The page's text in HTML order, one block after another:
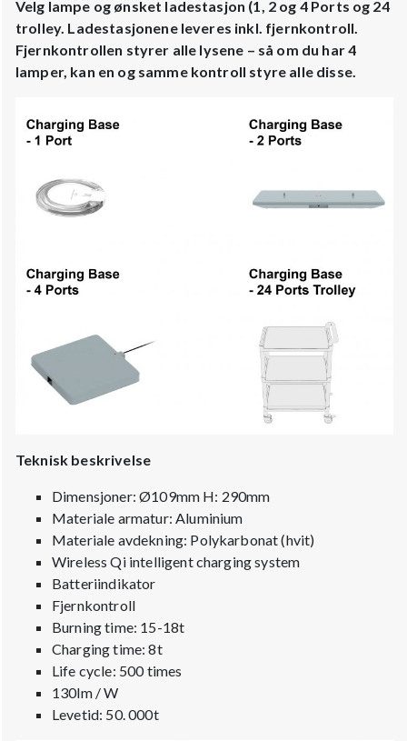
Velg lampe og ønsket ladestasjon (1, 2 og 4 Ports og 24
trolley. Ladestasjonene leveres inkl. fjernkontroll.
Fjernkontrollen styrer alle lysene – så om du har 4
lamper, kan en og samme kontroll styre alle disse.
Teknisk beskrivelse
Dimensjoner: Ø109mm H: 290mm
Materiale armatur: Aluminium
Materiale avdekning: Polykarbonat (hvit)
Wireless Qi intelligent charging system
Batteriindikator
Fjernkontroll
Burning time: 15-18t
Charging time: 8t
Life cycle: 500 times
130lm / W
Levetid: 50. 000t